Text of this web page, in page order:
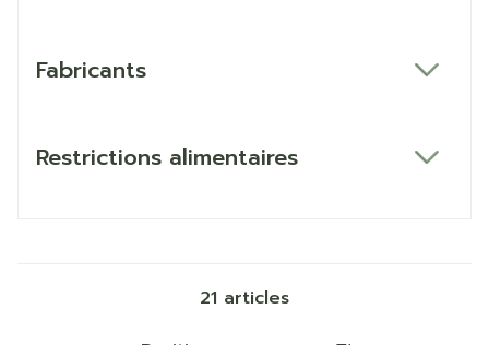
Fabricants
Restrictions alimentaires
21 articles